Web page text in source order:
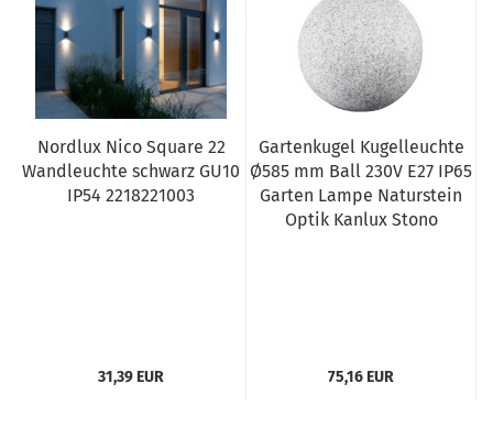
Nordlux Nico Square 22
Wandleuchte schwarz GU10
IP54 2218221003
31,39 EUR
Gartenkugel Kugelleuchte
Ø585 mm Ball 230V E27 IP65
Garten Lampe Naturstein
Optik Kanlux Stono
75,16 EUR